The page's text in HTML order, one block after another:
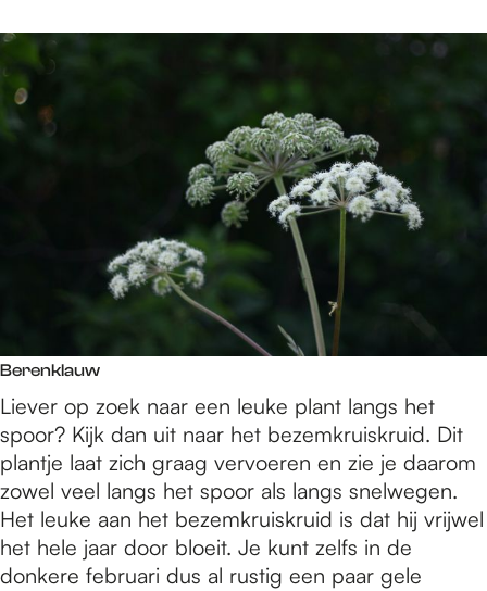
Berenklauw
Liever op zoek naar een leuke plant langs het
spoor? Kijk dan uit naar het bezemkruiskruid. Dit
plantje laat zich graag vervoeren en zie je daarom
zowel veel langs het spoor als langs snelwegen.
Het leuke aan het bezemkruiskruid is dat hij vrijwel
het hele jaar door bloeit. Je kunt zelfs in de
donkere februari dus al rustig een paar gele